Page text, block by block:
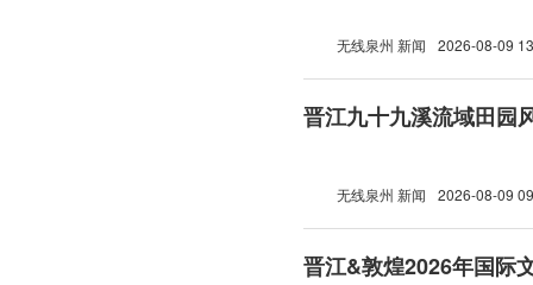
无线泉州 新闻 2026-08-09
晋江九十九溪流域田园
无线泉州 新闻 2026-08-09
晋江&敦煌2026年国际